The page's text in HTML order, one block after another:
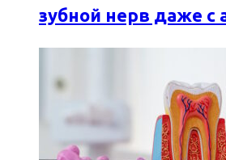
зубной нерв даже с